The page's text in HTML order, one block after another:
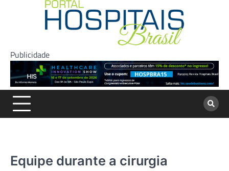
Publicidade
Equipe durante a cirurgia